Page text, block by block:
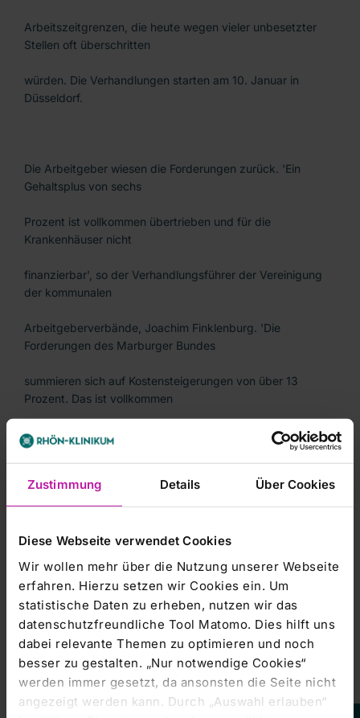
Zustimmung Details Über Cookies
Diese Webseite verwendet Cookies
Wir wollen mehr über die Nutzung unserer Webseite
erfahren. Hierzu setzen wir Cookies ein. Um
statistische Daten zu erheben, nutzen wir das
datenschutzfreundliche Tool Matomo. Dies hilft uns
dabei relevante Themen zu optimieren und noch
besser zu gestalten. „Nur notwendige Cookies“
werden immer gesetzt, da ansonsten die Seite nicht
angezeigt werden kann. Durch „Auswahl erlauben“
Arbeitszeitgrenzen, die heute wegen vieler unbesetzter
Stellen oft überschritten
würden. Die Verhandlungen starten am 10. Januar in
Düsseldorf.
Die Arbeitgeber wiesen die Forderungen zurück. 'Ein
Gehaltsplus von sechs
Prozent ist vollkommen übertrieben und für die
Krankenhäuser nicht
finanzierbar', so der Verhandlungsführer der Vereinigung
der kommunalen
Arbeitgeberverbände, Joachim Finklenburg. 'Die
Forderungen des Marburger Bundes
summieren sich auf Kostensteigerungen von über 13
Prozent. Das ist vollkommen
abwegig.'
Berufsanfänger kommen in den kommunalen Kliniken heute
bei rund 6.400 Euro an.
Henke machte deutlich, dass er einen Abschluss ohne
Arbeitskampf anstrebt. Viele
wollten weiße Arztkittel auf der Straße sehen. 'Aber
eigentlich ist das nicht